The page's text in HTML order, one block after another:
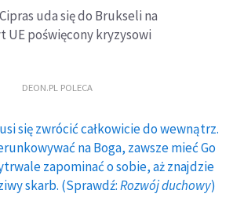
uda się do Brukseli na
UE poświęcony kryzysowi
DEON.PL POLECA
się zwrócić całkowicie do wewnątrz.
na Boga, zawsze mieć Go
zapominać o sobie, aż znajdzie
skarb. (Sprawdź:Rozwój duchowy)